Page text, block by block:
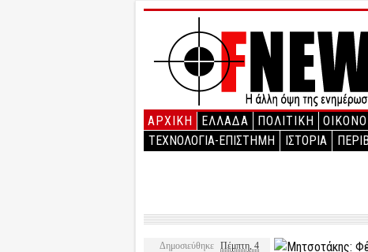
ΑΡΧΙΚΉ ΕΛΛΑΔΑ ΠΟΛΙΤΙΚΗ
ΤΕΧΝΟΛΟΓΙΑ-ΕΠΙΣΤΗΜΗ
ΙΣΤΟΡΙΑ
Δημοσιεύθηκε Πέμπτη, 4